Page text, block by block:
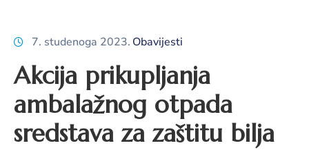
Javni
natječaji
novosti
Adresar
7. studenoga 2023. Obavijesti
Akcija prikupljanja
ambalažnog otpada
sredstava za zaštitu bilja